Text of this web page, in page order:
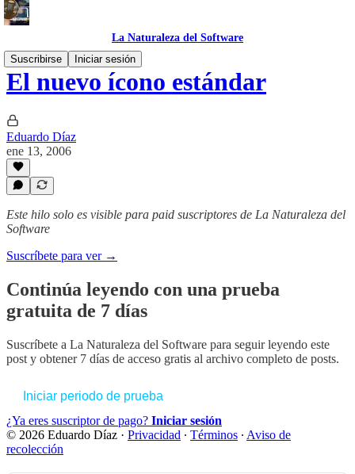
La Naturaleza del Software
Suscribirse
Iniciar sesión
El nuevo ícono estándar
Eduardo Díaz
ene 13, 2006
Este hilo solo es visible para paid suscriptores de La Naturaleza del
Software
Suscríbete para ver →
Continúa leyendo con una prueba
gratuita de 7 días
Suscríbete a La Naturaleza del Software para seguir leyendo este
post y obtener 7 días de acceso gratis al archivo completo de posts.
Iniciar periodo de prueba
¿Ya eres suscriptor de pago? Iniciar sesión
© 2026 Eduardo Díaz · Privacidad ∙ Términos ∙ Aviso de
recolección